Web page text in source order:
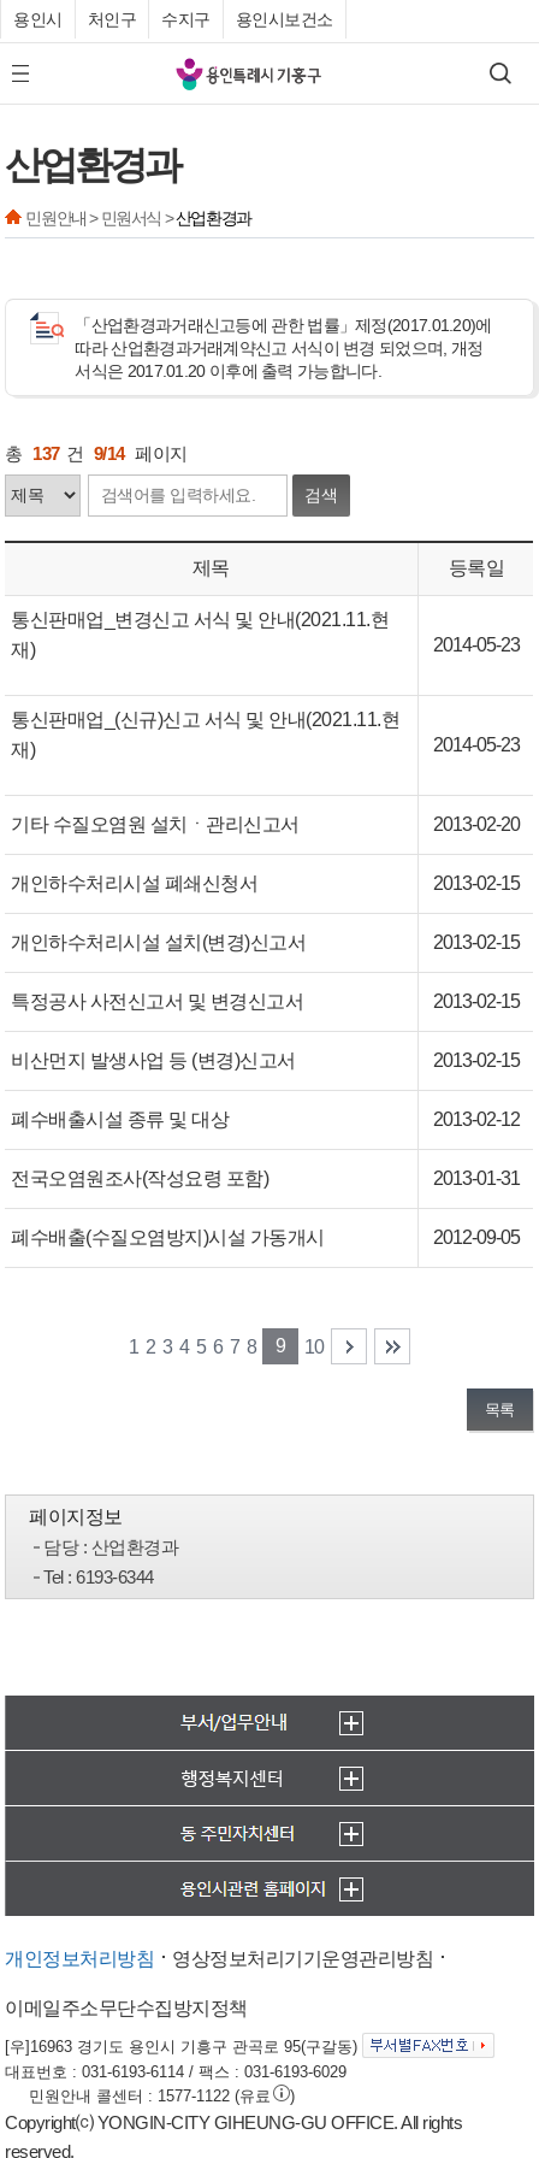
용인시 처인구 수지구 용인시보건소
모바일 메뉴 버튼
기
흥
청
검색
산업환경과
민원안내 > 민원서식 >산업환경과
「산업환경과거래신고등에 관한 법률」제정(2017.01.20)에
따라 산업환경과거래계약신고 서식이 변경 되었으며, 개정
서식은 2017.01.20 이후에 출력 가능합니다.
총 137 건 9/14 페이지
검색
제목 등록일
통신판매업_변경신고 서식 및 안내(2021.11.현
재)
2014-05-23
통신판매업_(신규)신고 서식 및 안내(2021.11.현
재)
2014-05-23
기타 수질오염원 설치ㆍ관리신고서 2013-02-20
개인하수처리시설 폐쇄신청서 2013-02-15
개인하수처리시설 설치(변경)신고서 2013-02-15
특정공사 사전신고서 및 변경신고서 2013-02-15
비산먼지 발생사업 등 (변경)신고서 2013-02-15
폐수배출시설 종류 및 대상 2013-02-12
전국오염원조사(작성요령 포함) 2013-01-31
폐수배출(수질오염방지)시설 가동개시 2012-09-05
1 2 3 4 5 6 7 8 9 10
목록
페이지정보
담당: 산업환경과
Tel: 6193-6344
개인정보처리방침 영상정보처리기기운영관리방침
이메일주소무단수집방지정책
[우]16963 경기도 용인시 기흥구 관곡로 95(구갈동)
대표번호 : 031-6193-6114 / 팩스 : 031-6193-6029
민원안내 콜센터 : 1577-1122 (유료
)
Copyright⒞ YONGIN-CITY GIHEUNG-GU OFFICE. All rights
reserved.